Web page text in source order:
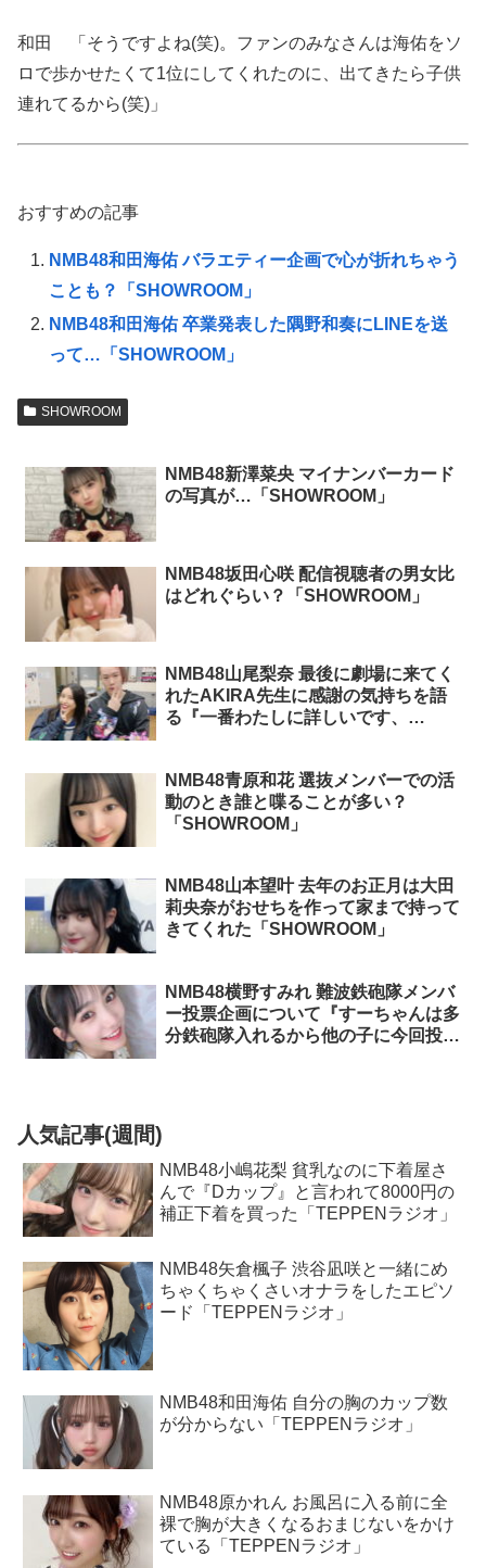
和田 「そうですよね(笑)。ファンのみなさんは海佑をソ
ロで歩かせたくて1位にしてくれたのに、出てきたら子供
連れてるから(笑)」
おすすめの記事
NMB48和田海佑 バラエティー企画で心が折れちゃう
ことも？「SHOWROOM」
NMB48和田海佑 卒業発表した隅野和奏にLINEを送
って…「SHOWROOM」
SHOWROOM
NMB48新澤菜央 マイナンバーカード
の写真が…「SHOWROOM」
NMB48坂田心咲 配信視聴者の男女比
はどれぐらい？「SHOWROOM」
NMB48山尾梨奈 最後に劇場に来てく
れたAKIRA先生に感謝の気持ちを語
る『一番わたしに詳しいです、
NMB48青原和花 選抜メンバーでの活
動のとき誰と喋ることが多い？
「SHOWROOM」
NMB48山本望叶 去年のお正月は大田
莉央奈がおせちを作って家まで持って
きてくれた「SHOWROOM」
NMB48横野すみれ 難波鉄砲隊メンバ
ー投票企画について『すーちゃんは多
分鉄砲隊入れるから他の子に今回投票
人気記事(週間)
NMB48小嶋花梨 貧乳なのに下着屋さ
んで『Dカップ』と言われて8000円の
補正下着を買った「TEPPENラジオ」
NMB48矢倉楓子 渋谷凪咲と一緒にめ
ちゃくちゃくさいオナラをしたエピソ
ード「TEPPENラジオ」
NMB48和田海佑 自分の胸のカップ数
が分からない「TEPPENラジオ」
NMB48原かれん お風呂に入る前に全
裸で胸が大きくなるおまじないをかけ
ている「TEPPENラジオ」